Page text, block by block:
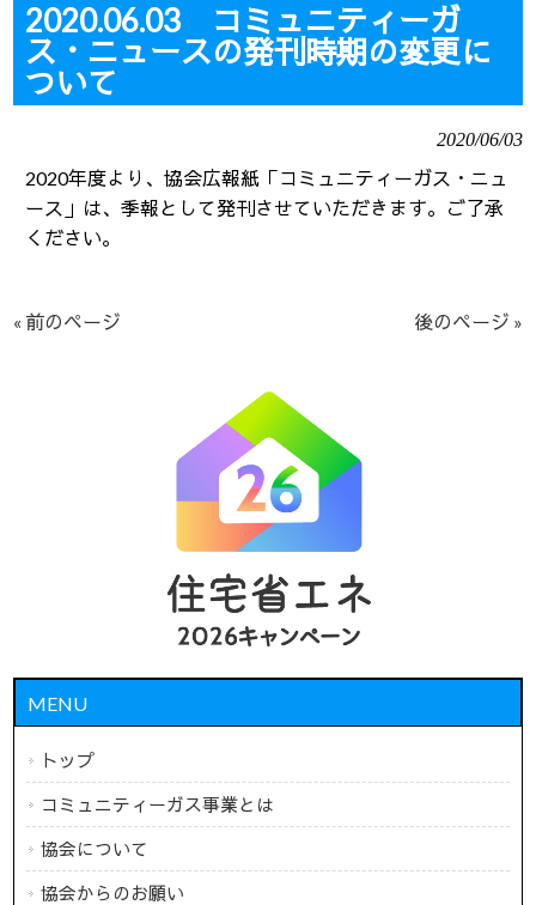
2020.06.03 コミュニティーガ
ス・ニュースの発刊時期の変更に
ついて
2020/06/03
2020年度より、協会広報紙「コミュニティーガス・ニュ
ース」は、季報として発刊させていただきます。ご了承
ください。
« 前のページ 後のページ »
MENU
トップ
コミュニティーガス事業とは
協会について
協会からのお願い